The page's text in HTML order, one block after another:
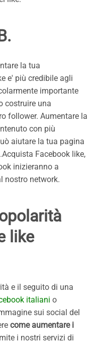
.
la tua
e' più credibile agli
importante
costruire una
follower. Aumentare la
con più
aiutare la tua pagina
Facebook like,
inizieranno a
nostro network.
like
e il seguito di una
italiani o
sui social del
come aumentare i
i nostri servizi di